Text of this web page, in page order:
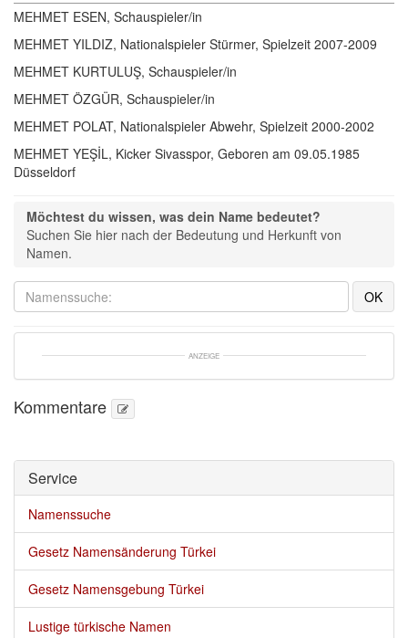
MEHMET ESEN, Schauspieler/in
MEHMET YILDIZ, Nationalspieler Stürmer, Spielzeit 2007-2009
MEHMET KURTULUŞ, Schauspieler/in
MEHMET ÖZGÜR, Schauspieler/in
MEHMET POLAT, Nationalspieler Abwehr, Spielzeit 2000-2002
MEHMET YEŞİL, Kicker Sivasspor, Geboren am 09.05.1985
Düsseldorf
Möchtest du wissen, was dein Name bedeutet?
Suchen Sie hier nach der Bedeutung und Herkunft von
Namen.
ANZEIGE
Kommentare
Service
Namenssuche
Gesetz Namensänderung Türkei
Gesetz Namensgebung Türkei
Lustige türkische Namen